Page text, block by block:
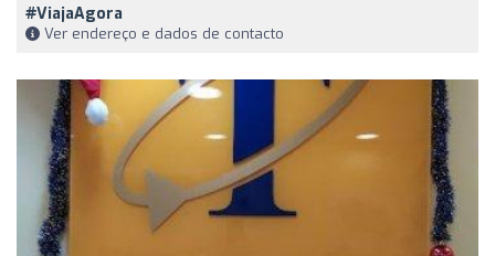
#ViajaAgora
Ver endereço e dados de contacto